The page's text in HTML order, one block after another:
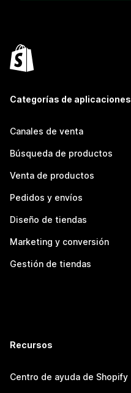
Categorías de aplicaciones
Canales de venta
Búsqueda de productos
Venta de productos
Pedidos y envíos
Diseño de tiendas
Marketing y conversión
Gestión de tiendas
Recursos
Centro de ayuda de Shopify